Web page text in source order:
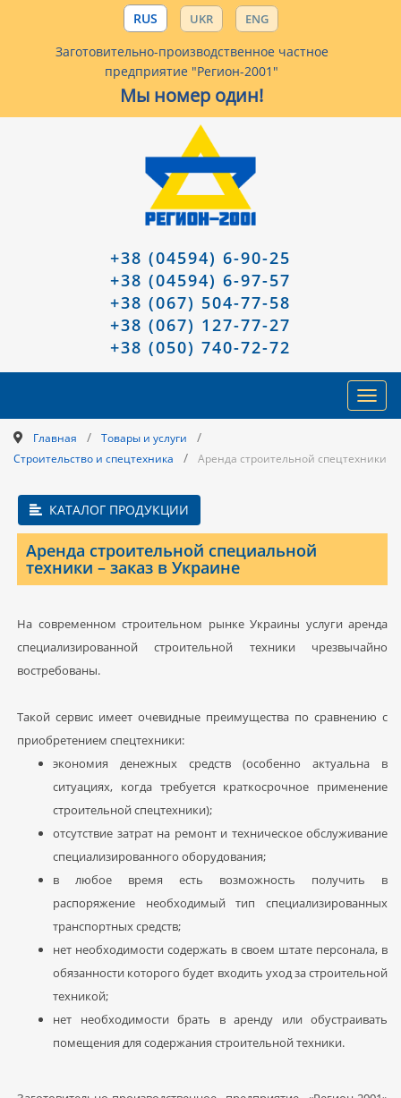
RUS UKR ENG
Заготовительно-производственное частное
предприятие "Регион-2001"
Мы номер один!
+38 (04594) 6-90-25
+38 (04594) 6-97-57
+38 (067) 504-77-58
+38 (067) 127-77-27
+38 (050) 740-72-72
Главная / Товары и услуги /
Строительство и спецтехника / Аренда строительной спецтехники
КАТАЛОГ ПРОДУКЦИИ
Аренда строительной специальной
техники – заказ в Украине
На современном строительном рынке Украины услуги аренда
специализированной строительной техники чрезвычайно
востребованы.
Такой сервис имеет очевидные преимущества по сравнению с
приобретением спецтехники:
экономия денежных средств (особенно актуальна в
ситуациях, когда требуется краткосрочное применение
строительной спецтехники);
отсутствие затрат на ремонт и техническое обслуживание
специализированного оборудования;
в любое время есть возможность получить в
распоряжение необходимый тип специализированных
транспортных средств;
нет необходимости содержать в своем штате персонала, в
обязанности которого будет входить уход за строительной
техникой;
нет необходимости брать в аренду или обустраивать
помещения для содержания строительной техники.